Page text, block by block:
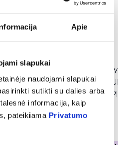
Apie
slapukai
naudojami slapukai
sutikti su dalies arba
informacija, kaip
pateikiama Privatumo
DELIA apsauginis
kremas vaikams
PROTECTION,
Įvertinimas 5.0 iš 5